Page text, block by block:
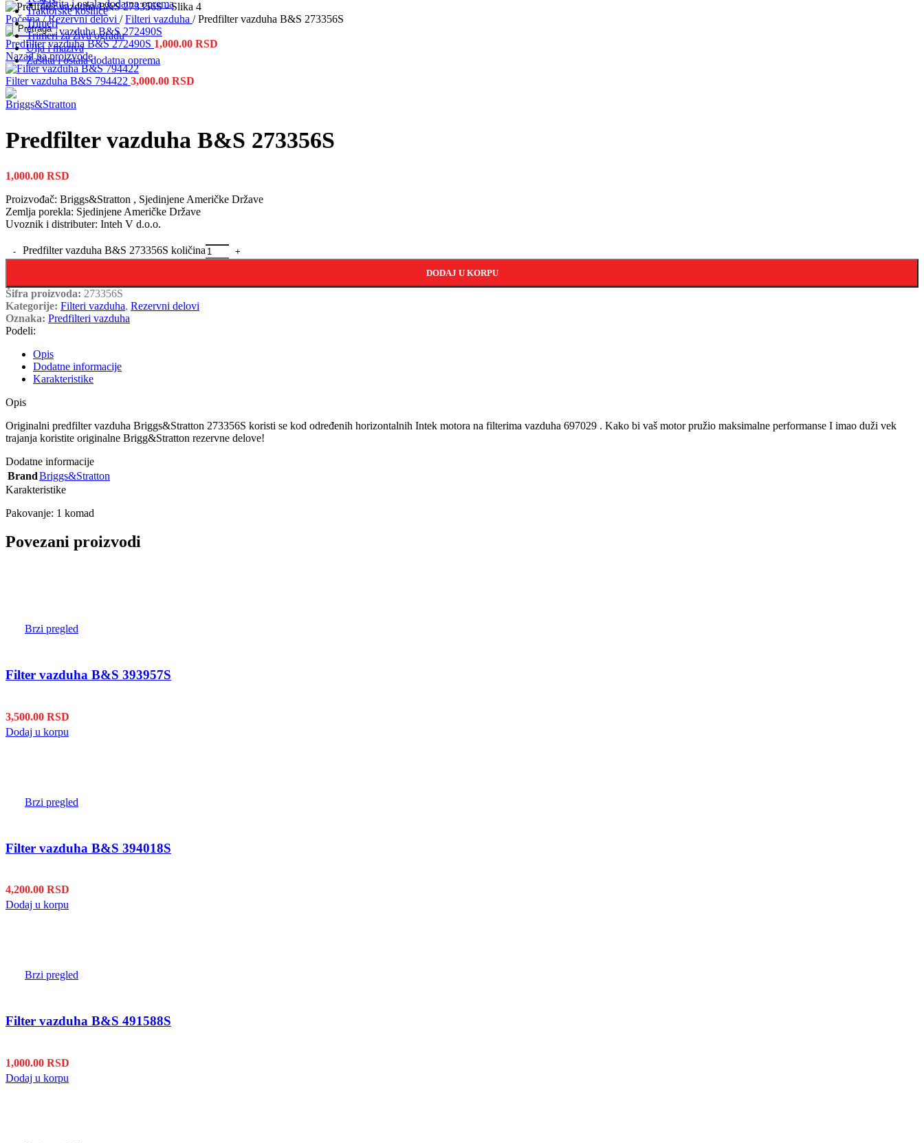
Zaštita i ostala dodatna oprema
Pretraga
Traktorske kosilice
Trimeri
Trimeri za živu ogradu
Ulja i maziva
Zaštita i ostala dodatna oprema
Početna/ Rezervni delovi / Filteri vazduha / Predfilter vazduha B&S 273356S
Predfilter vazduha B&S 272490S 1,000.00 RSD
Nazad na proizvode
Filter vazduha B&S 794422 3,000.00 RSD
Predfilter vazduha B&S 273356S
1,000.00 RSD
Proizvođač: Briggs&Stratton , Sjedinjene Američke Države
Zemlja porekla: Sjedinjene Američke Države
Uvoznik i distributer: Inteh V d.o.o.
Predfilter vazduha B&S 273356S količina
DODAJ U KORPU
Šifra proizvoda: 273356S
Kategorije: Filteri vazduha, Rezervni delovi
Oznaka: Predfilteri vazduha
Podeli:
Opis
Dodatne informacije
Karakteristike
Opis
Originalni predfilter vazduha Briggs&Stratton 273356S koristi se kod određenih horizontalnih Intek motora na filterima vazduha 697029 . Kako bi vaš motor pružio maksimalne performanse I imao duži vek
trajanja koristite originalne Brigg&Stratton rezervne delove!
Dodatne informacije
BrandBriggs&Stratton
Karakteristike
Pakovanje: 1 komad
Povezani proizvodi
Brzi pregled
Filter vazduha B&S 393957S
3,500.00 RSD
Dodaj u korpu
Brzi pregled
Filter vazduha B&S 394018S
4,200.00 RSD
Dodaj u korpu
Brzi pregled
Filter vazduha B&S 491588S
1,000.00 RSD
Dodaj u korpu